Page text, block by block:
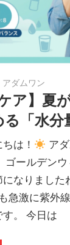
アダムワン
ア】夏
「水分
は！
ア
ゴールデン
なりました
急激に紫外
。 今日は